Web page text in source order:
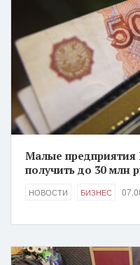
Малые предприятия
получить до 30 млн
НОВОСТИ БИЗНЕС